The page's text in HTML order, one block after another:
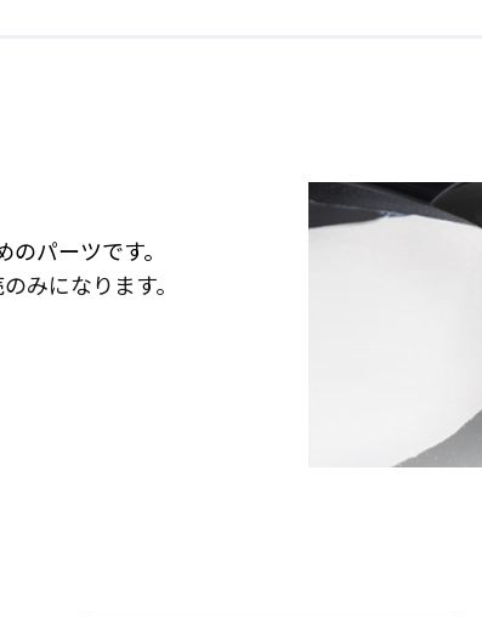
パーツです。
みになります。